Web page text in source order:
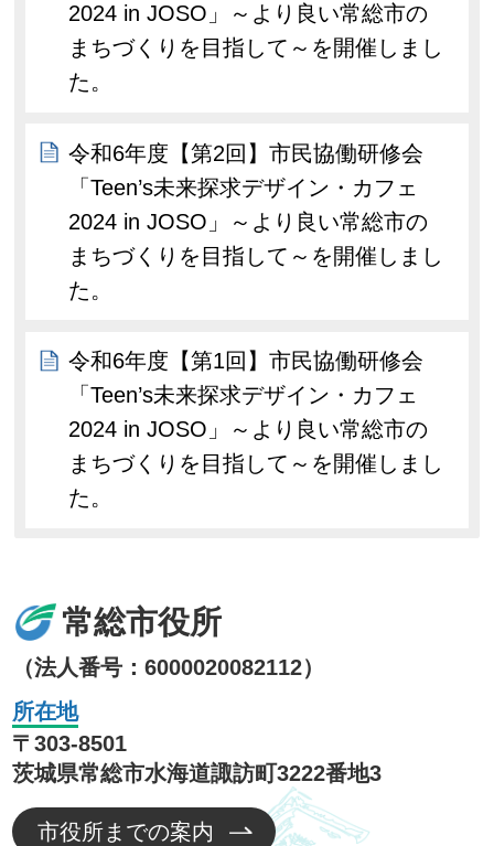
2024 in JOSO」～より良い常総市の
まちづくりを目指して～を開催しまし
た。
令和6年度【第2回】市民協働研修会
「Teen’s未来探求デザイン・カフェ
2024 in JOSO」～より良い常総市の
まちづくりを目指して～を開催しまし
た。
令和6年度【第1回】市民協働研修会
「Teen’s未来探求デザイン・カフェ
2024 in JOSO」～より良い常総市の
まちづくりを目指して～を開催しまし
た。
常総市役所
（法人番号：6000020082112）
所在地
〒303-8501
茨城県常総市水海道諏訪町3222番地3
市役所までの案内